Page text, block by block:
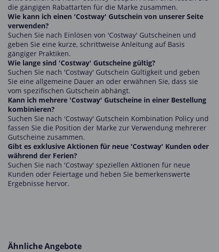
die gängigen Rabattarten für die Marke zusammen.
Wie kann ich einen 'Costway' Gutschein von unserer Seite
verwenden?
Suchen Sie nach Einlösen von 'Costway' Gutscheinen und
geben Sie eine kurze, schrittweise Anleitung auf Basis
gängiger Praktiken.
Wie lange sind 'Costway' Gutscheine gültig?
Suchen Sie nach 'Costway' Gutschein Gültigkeit und geben
Sie eine allgemeine Dauer an oder erwähnen Sie, dass sie
vom spezifischen Gutschein abhängt.
Kann ich mehrere 'Costway' Gutscheine in einer Bestellung
kombinieren?
Suchen Sie nach 'Costway' Gutschein Kombination Policy und
fassen Sie die Position der Marke zur Verwendung mehrerer
Gutscheine zusammen.
Gibt es exklusive Aktionen für neue 'Costway' Kunden oder
während der Ferien?
Suchen Sie nach 'Costway' speziellen Aktionen für neue
Kunden oder Feiertage und heben Sie bemerkenswerte
Ergebnisse hervor.
Ähnliche Angebote